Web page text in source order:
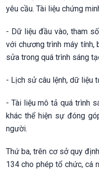
yêu cầu. Tài liệu chứng
- Dữ liệu đầu vào, tham
với chương trình máy tính,
sửa trong quá trình sáng
- Lịch sử câu lệnh, dữ liệu
- Tài liệu mô tả quá trình
khác thể hiện sự đóng
người.
Thứ ba, trên cơ sở quy
134 cho phép tổ chức, cá